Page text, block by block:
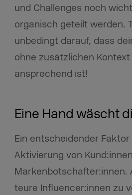
und Challenges noch
organisch geteilt werden.
unbedingt darauf, dass
ohne zusätzlichen
ansprechend ist!
Eine Hand wäscht
Ein entscheidender Faktor
Aktivierung von
Markenbotschafter:innen.
teure Influencer:innen zu